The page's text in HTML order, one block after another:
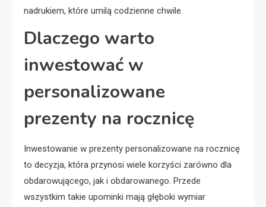
nadrukiem, które umilą codzienne chwile.
Dlaczego warto
inwestować w
personalizowane
prezenty na rocznicę
Inwestowanie w prezenty personalizowane na rocznicę
to decyzja, która przynosi wiele korzyści zarówno dla
obdarowującego, jak i obdarowanego. Przede
wszystkim takie upominki mają głęboki wymiar